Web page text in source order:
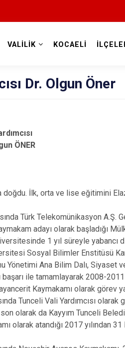
VALİLİK KOCAELİ
Dr. Olgun Öner
ÖNER
doğdu. İlk, orta ve lise eğitimini
Türk Telekomünikasyon A.Ş.
adayı olarak başladığı
1 yıl süreyle
Sosyal Bilimler Enstitüsü
Yönetimi Ana Bilim Dalı, Siyaset
ile tamamlayarak 2008-
Kaymakamı olarak görev
Tunceli Vali Yardımcısı
olarak da Kayyım Tunceli
olarak atandığı 2017